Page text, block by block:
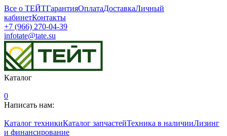
Все о ТЕЙТГарантияОплатаДоставкаЛичный
кабинетКонтакты
+7 (966) 270-04-39
infotate@tate.su
Каталог
0
Написать нам:
Каталог техникиКаталог запчастейТехника в наличииЛизинг
и финансирование